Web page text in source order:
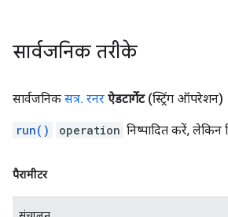
सार्वजनिक तरीके
सार्वजनिक सत्र. रनर ऐडटार्गेट (स्ट्रिंग ऑपरेशन)
run() operation निष्पादित करें, लेकिन
पैरामीटर